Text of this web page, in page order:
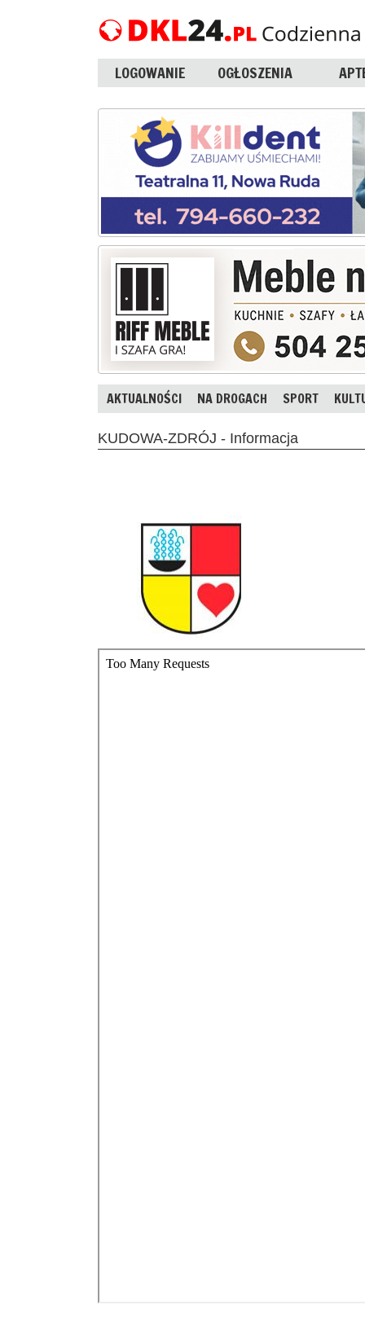
LOGOWANIE OGŁOSZENIA
AKTUALNOŚCI NA DROGACH SPORT
KUDOWA-ZDRÓJ - Informacja